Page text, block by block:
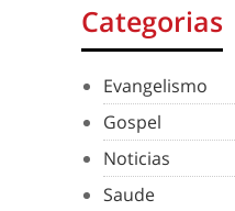
Categorias
Evangelismo
Gospel
Noticias
Saude